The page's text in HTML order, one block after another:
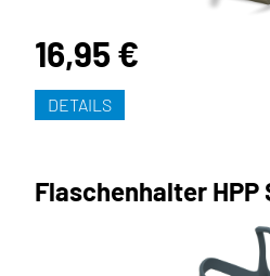
16,95 €
DETAILS
Flaschenhalter HPP